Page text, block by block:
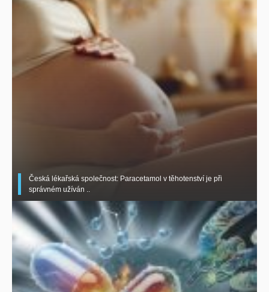
Česká lékařská společnost: Paracetamol v těhotenství je při
správném užíván ..